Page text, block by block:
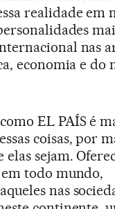
realidade em
nas
economia e do
EL PAÍS é
coisas, por
sejam.
todo mundo,
nas